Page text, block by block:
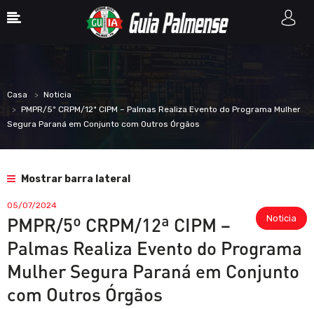
Casa
Noticia
PMPR/5º CRPM/12ª CIPM – Palmas Realiza Evento do Programa Mulher
Segura Paraná em Conjunto com Outros Órgãos
Mostrar barra lateral
Noticia
05/07/2024
PMPR/5º CRPM/12ª CIPM –
Palmas Realiza Evento do Programa
Mulher Segura Paraná em Conjunto
com Outros Órgãos